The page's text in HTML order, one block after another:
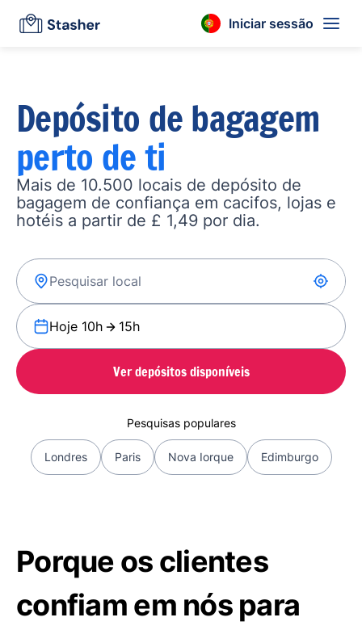
Iniciar sessão
Depósito de bagagem
perto de ti
Mais de 10.500 locais de depósito de
bagagem de confiança em cacifos, lojas e
hotéis a partir de £ 1,49 por dia.
Hoje 10h 15h
Ver depósitos disponíveis
Pesquisas populares
Londres Paris Nova Iorque Edimburgo
Porque os clientes
confiam em nós para